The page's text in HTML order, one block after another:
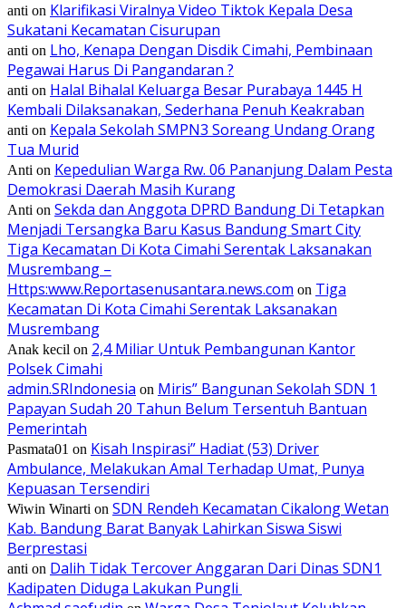
anti on Klarifikasi Viralnya Video Tiktok Kepala Desa
Sukatani Kecamatan Cisurupan
anti on Lho, Kenapa Dengan Disdik Cimahi, Pembinaan
Pegawai Harus Di Pangandaran ?
anti on Halal Bihalal Keluarga Besar Purabaya 1445 H
Kembali Dilaksanakan, Sederhana Penuh Keakraban
anti on Kepala Sekolah SMPN3 Soreang Undang Orang
Tua Murid
Anti on Kepedulian Warga Rw. 06 Pananjung Dalam Pesta
Demokrasi Daerah Masih Kurang
Anti on Sekda dan Anggota DPRD Bandung Di Tetapkan
Menjadi Tersangka Baru Kasus Bandung Smart City
Tiga Kecamatan Di Kota Cimahi Serentak Laksanakan
Musrembang –
Https:www.Reportasenusantara.news.com on Tiga
Kecamatan Di Kota Cimahi Serentak Laksanakan
Musrembang
Anak kecil on 2,4 Miliar Untuk Pembangunan Kantor
Polsek Cimahi
admin.SRIndonesia on Miris” Bangunan Sekolah SDN 1
Papayan Sudah 20 Tahun Belum Tersentuh Bantuan
Pemerintah
Pasmata01 on Kisah Inspirasi” Hadiat (53) Driver
Ambulance, Melakukan Amal Terhadap Umat, Punya
Kepuasan Tersendiri
Wiwin Winarti on SDN Rendeh Kecamatan Cikalong Wetan
Kab. Bandung Barat Banyak Lahirkan Siswa Siswi
Berprestasi
anti on Dalih Tidak Tercover Anggaran Dari Dinas SDN1
Kadipaten Diduga Lakukan Pungli